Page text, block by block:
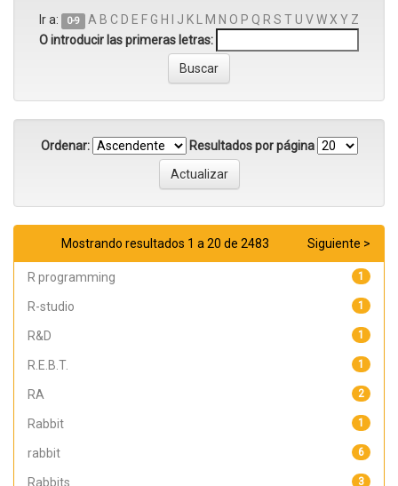
Ir a: 0-9 A B C D E F G H J K M N O P Q R S T U V W X Y Z
O introducir las primeras letras:
Ordenar: Resultados por página
Mostrando resultados 1 a 20 de 2483 Siguiente >
R programming 1
R-studio 1
R&D 1
R.E.B.T. 1
RA 2
Rabbit 1
rabbit 6
Rabbits 3